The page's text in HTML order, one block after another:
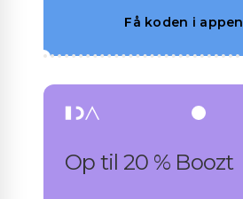
Få koden i appen
Op til 20 % Boozt